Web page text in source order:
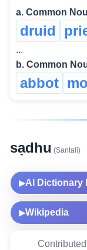
a. Common
druid
...
b. Common
abbot
sạdhu (Santali)
▶AI Dictionary
▶Wikipedia